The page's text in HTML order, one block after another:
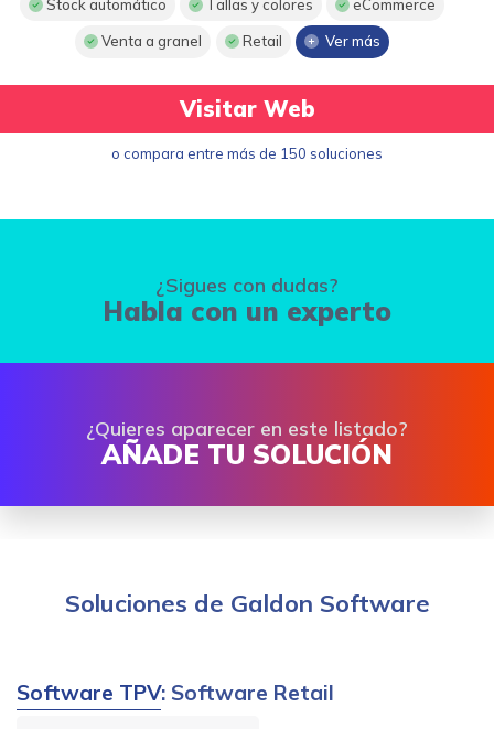
Stock automático Tallas y colores eCommerce
Venta a granel Retail Ver más
Visitar Web
o compara entre más de 150 soluciones
¿Sigues con dudas?
Habla con un experto
¿Quieres aparecer en este listado?
AÑADE TU SOLUCIÓN
Soluciones de Galdon Software
Software TPV: Software Retail